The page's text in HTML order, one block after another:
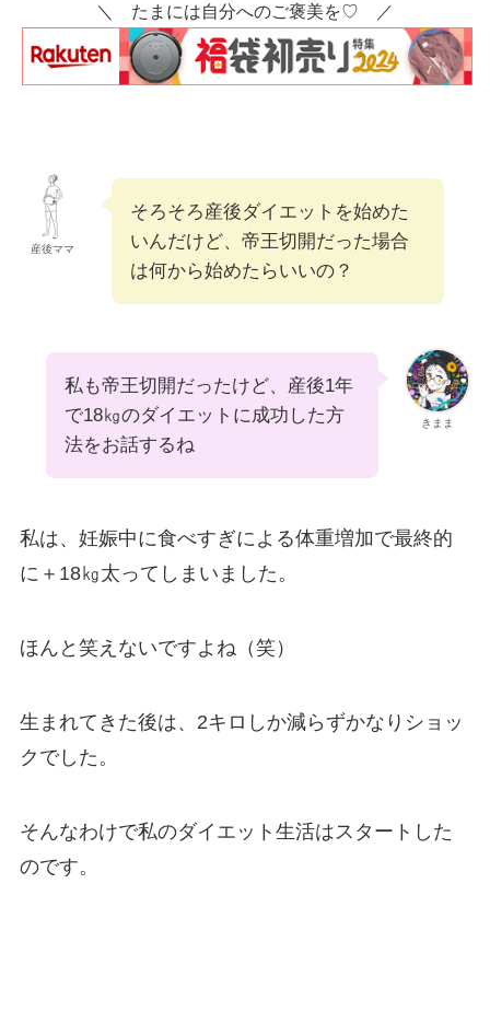
＼ たまには自分へのご褒美を♡ ／
産後ママ
そろそろ産後ダイエットを始めた
いんだけど、帝王切開だった場合
は何から始めたらいいの？
きまま
私も帝王切開だったけど、産後1年
で18㎏のダイエットに成功した方
法をお話するね
私は、妊娠中に食べすぎによる体重増加で最終的
に＋18㎏太ってしまいました。
ほんと笑えないですよね（笑）
生まれてきた後は、2キロしか減らずかなりショッ
クでした。
そんなわけで私のダイエット生活はスタートした
のです。